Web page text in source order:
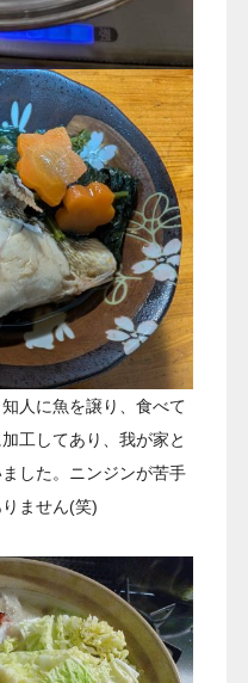
人に魚を譲り、食べて
工してあり、我が家と
した。ニンジンが苦手
ません(笑)